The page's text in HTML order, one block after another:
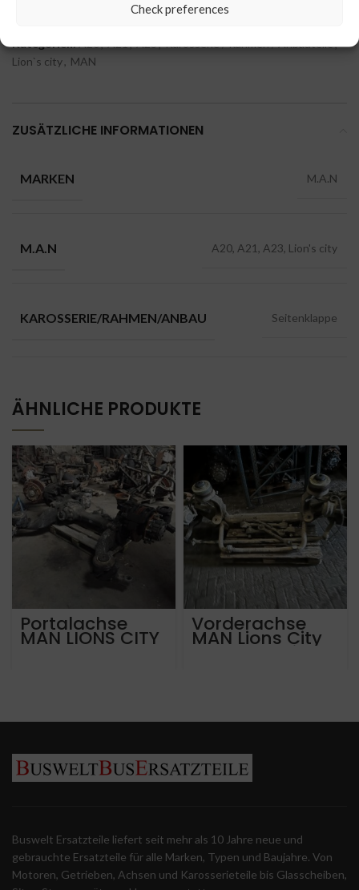
Check preferences
Kategorien:A20, A21, A23, Karosserie / Rahmen / Anbauteile,
Lion`s city, MAN
ZUSÄTZLICHE INFORMATIONEN
MARKEN M.A.N
M.A.N A20, A21, A23, Lion's city
KAROSSERIE/RAHMEN/ANBAU Seitenklappe
ÄHNLICHE PRODUKTE
Portalachse
MAN LIONS CITY
Vorderachse
MAN Lions City
von 2015 mit ca
Buswelt Ersatzteile liefert seit mehr als 10 Jahre neue und
gebrauchte Ersatzteile für alle Marken, Typen und Baujahre. Von
Motoren, Getrieben, Achsen und Karosserieteile bis Glasscheiben,